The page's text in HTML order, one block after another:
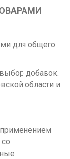
для общего
добавок.
области и
применением